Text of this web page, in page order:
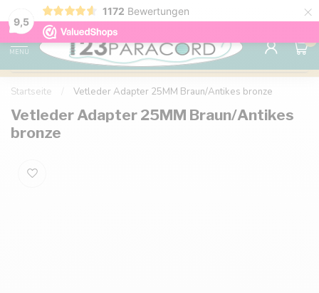
9,5
1172 Bewertungen ×
Kostenlose Lieferung nach Hause ab 150 €
MENU
0
Startseite Vetleder Adapter 25MM Braun/Antikes bronze
Vetleder Adapter 25MM Braun/Antikes
bronze